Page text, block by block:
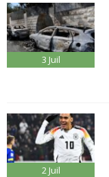
3 Juil
2 Juil